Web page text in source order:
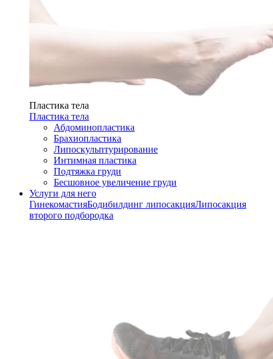
Пластика тела
Пластика тела
Абдоминопластика
Брахиопластика
Липоскульптурирование
Интимная пластика
Подтяжка груди
Бесшовное увеличение груди
Услуги для него
ГинекомастияБодибилдинг липосакцияЛипосакция
второго подбородка